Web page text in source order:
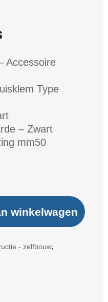
Accessoire
Type
– Zwart
mm50
winkelwagen
- zelfbouw,